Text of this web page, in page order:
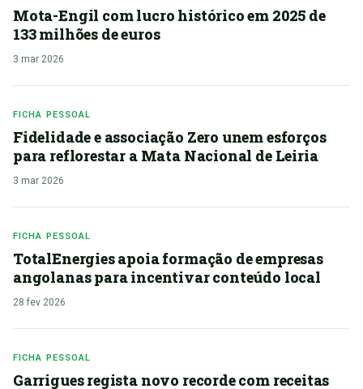
Mota-Engil com lucro histórico em 2025 de
133 milhões de euros
3 mar 2026
FICHA PESSOAL
Fidelidade e associação Zero unem esforços
para reflorestar a Mata Nacional de Leiria
3 mar 2026
FICHA PESSOAL
TotalEnergies apoia formação de empresas
angolanas para incentivar conteúdo local
28 fev 2026
FICHA PESSOAL
Garrigues regista novo recorde com receitas